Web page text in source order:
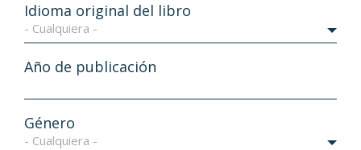
Idioma original del libro
- Cualquiera -
Año de publicación
Género
- Cualquiera -